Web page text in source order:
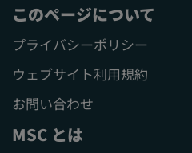
このページについて
プライバシーポリシー
ウェブサイト利用規約
お問い合わせ
MSC とは